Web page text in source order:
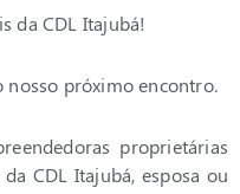
da CDL Itajubá!
nosso próximo encontro.
proprietárias
CDL Itajubá, esposa ou